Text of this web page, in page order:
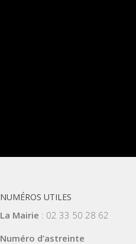
NUMÉROS UTILES
La Mairie : 02 33 50 28 62
Numéro d’astreinte